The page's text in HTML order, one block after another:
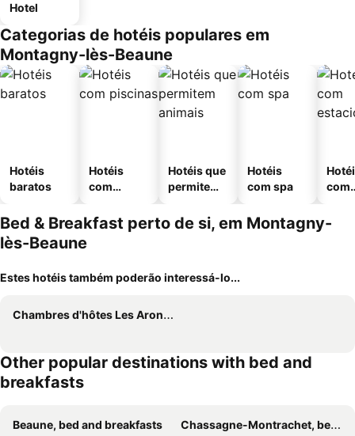
Hotel
Categorias de hotéis populares em
Montagny-lès-Beaune
Hotéis
baratos
Hotéis
com
Hotéis que
permitem
Hotéis
com spa
com
Bed & Breakfast perto de si, em Montagny-
lès-Beaune
Estes hotéis também poderão interessá-lo...
Chambres d'hôtes Les Arondelles
Other popular destinations with bed and
breakfasts
Beaune, bed and breakfasts
Chassagne-Montrachet, bed and breakfasts